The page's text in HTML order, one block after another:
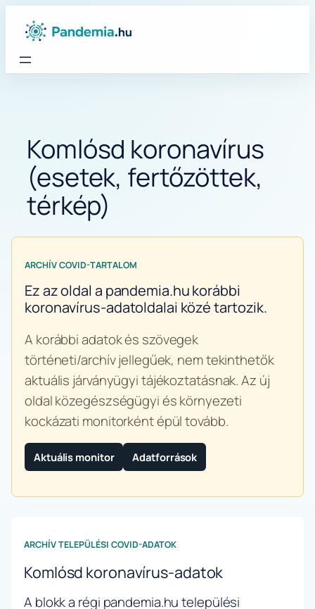
Komlósd koronavírus
(esetek, fertőzöttek,
térkép)
ARCHÍV COVID-TARTALOM
Ez az oldal a pandemia.hu korábbi
koronavírus-adatoldalai közé tartozik.
A korábbi adatok és szövegek
történeti/archív jellegűek, nem tekinthetők
aktuális járványügyi tájékoztatásnak. Az új
oldal közegészségügyi és környezeti
kockázati monitorként épül tovább.
Aktuális monitor Adatforrások
ARCHÍV TELEPÜLÉSI COVID-ADATOK
Komlósd koronavírus-adatok
A blokk a régi pandemia.hu települési